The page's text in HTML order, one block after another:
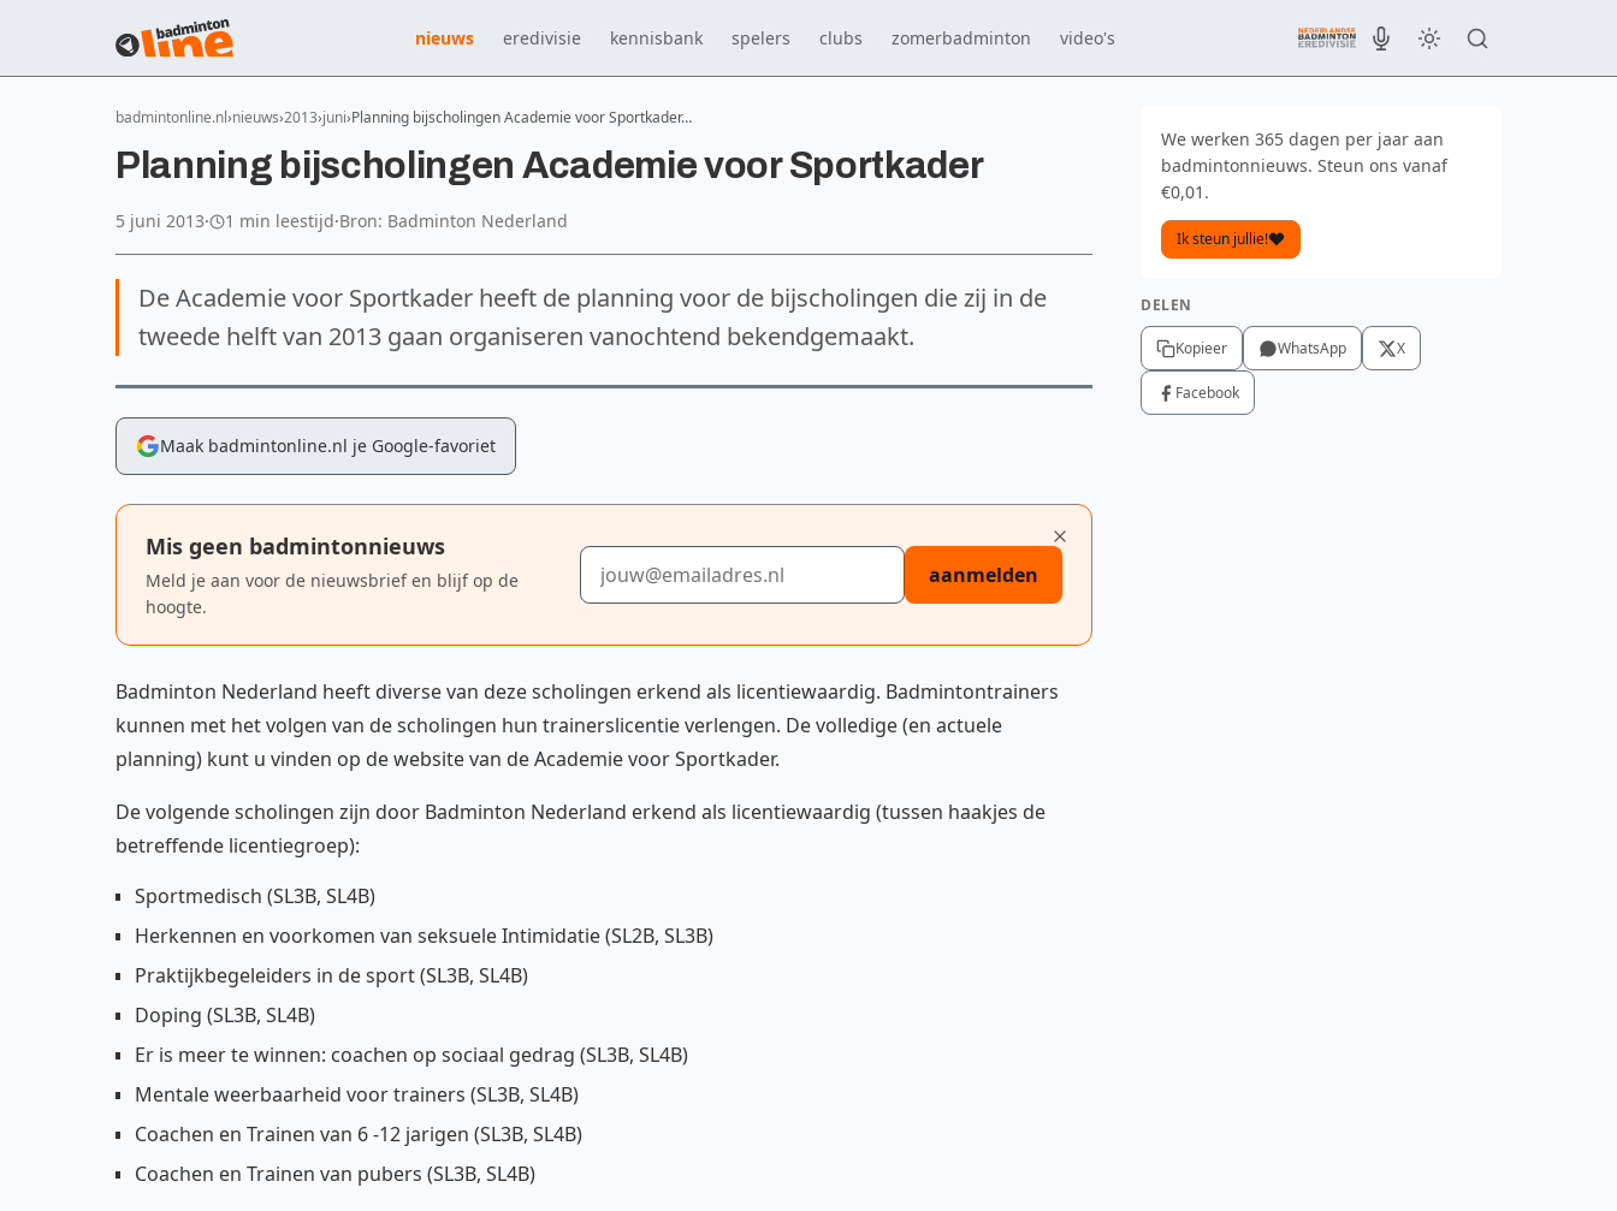
nieuws eredivisie kennisbank spelers clubs zomerbadminton video's
badmintonline.nl nieuws 2013 juni Planning bijscholingen Academie voor Sportkader…
Planning bijscholingen Academie voor Sportkader
5 juni 2013· 1 min leestijd·Bron: Badminton Nederland
De Academie voor Sportkader heeft de planning voor de bijscholingen die zij in de
tweede helft van 2013 gaan organiseren vanochtend bekendgemaakt.
Maak badmintonline.nl je Google-favoriet
Mis geen badmintonnieuws
Meld je aan voor de nieuwsbrief en blijf op de
hoogte.
E-mailadres
aanmelden
Badminton Nederland heeft diverse van deze scholingen erkend als licentiewaardig. Badmintontrainers
kunnen met het volgen van de scholingen hun trainerslicentie verlengen. De volledige (en actuele
planning) kunt u vinden op de website van de Academie voor Sportkader.
De volgende scholingen zijn door Badminton Nederland erkend als licentiewaardig (tussen haakjes de
betreffende licentiegroep):
Sportmedisch (SL3B, SL4B)
Herkennen en voorkomen van seksuele Intimidatie (SL2B, SL3B)
Praktijkbegeleiders in de sport (SL3B, SL4B)
Doping (SL3B, SL4B)
Er is meer te winnen: coachen op sociaal gedrag (SL3B, SL4B)
Mentale weerbaarheid voor trainers (SL3B, SL4B)
Coachen en Trainen van 6 -12 jarigen (SL3B, SL4B)
Coachen en Trainen van pubers (SL3B, SL4B)
We werken 365 dagen per jaar aan
badmintonnieuws. Steun ons vanaf
€0,01.
Ik steun jullie!
DELEN
Kopieer WhatsApp X
Facebook